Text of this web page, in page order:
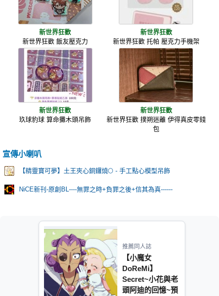
新世界狂歡
新世界狂歡 飯友壓克力
新世界狂歡
新世界狂歡 托帕 壓克力手機架
新世界狂歡
玖球豹球 算命攤木頭吊飾
新世界狂歡
新世界狂歡 撲朔迷離 伊得真皮零錢
包
宣傳小喇叭
【精靈寶可夢】土王夾心銅鑼燒🌕 - 手工點心模型吊飾
NiCE新刊-原創BL----無罪之時+負罪之後+信其為真------
推薦同人誌
【小魔女
DoReMi】
Secret~小花與老
頭阿迪的回憶~預